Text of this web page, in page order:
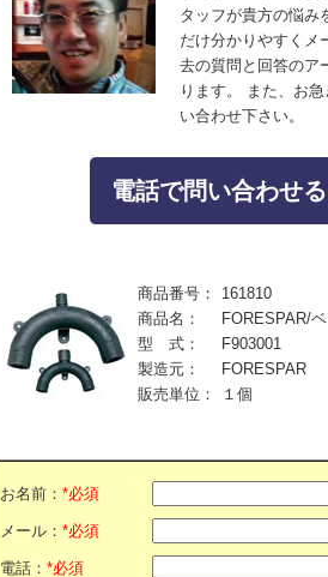
タッフが貴方の悩み
だけ分かりやすくメ
去の質問と回答のア
ります。 また、お
い合わせ下さい。
電話で問い合わせ
商品番号：
161810
商品名：
FORESPAR/
型 式：
F903001
製造元：
FORESPAR
販売単位：
１個
お名前： *必須
メール： *必須
電話： *必須